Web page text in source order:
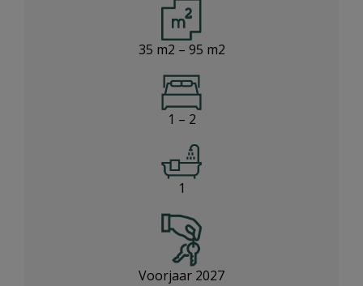
35 m2 – 95 m2
1 – 2
1
Voorjaar 2027